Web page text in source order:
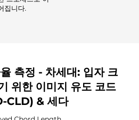
측정 - 차세대: 입자 크
위한 이미지 유도 코드
CLD) & 세다
집니다.